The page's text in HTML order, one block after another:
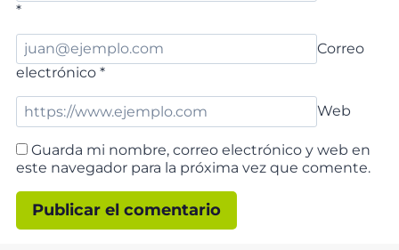
*
Correo
electrónico *
Web
Guarda mi nombre, correo electrónico y web en
este navegador para la próxima vez que comente.